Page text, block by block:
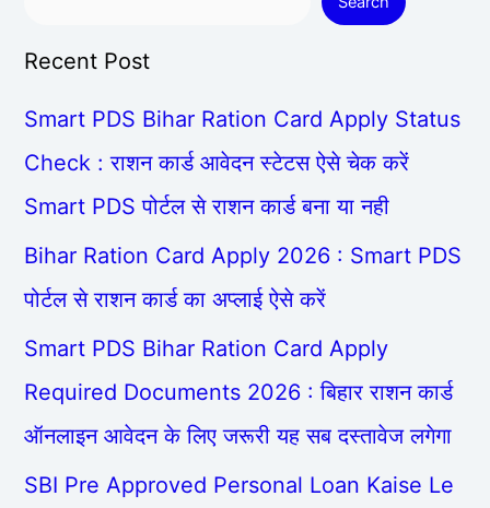
Recent Post
Smart PDS Bihar Ration Card Apply Status
Check : राशन कार्ड आवेदन स्टेटस ऐसे चेक करें
Smart PDS पोर्टल से राशन कार्ड बना या नही
Bihar Ration Card Apply 2026 : Smart PDS
पोर्टल से राशन कार्ड का अप्लाई ऐसे करें
Smart PDS Bihar Ration Card Apply
Required Documents 2026 : बिहार राशन कार्ड
ऑनलाइन आवेदन के लिए जरूरी यह सब दस्तावेज लगेगा
SBI Pre Approved Personal Loan Kaise Le